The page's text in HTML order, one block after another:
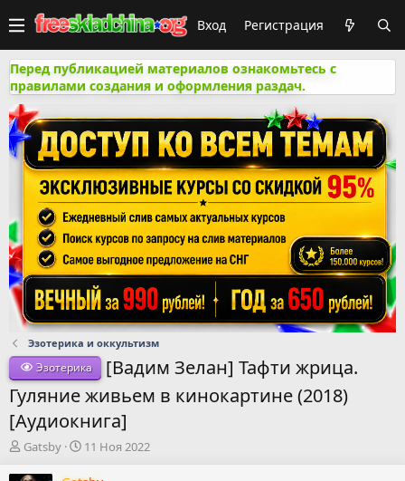
Вход Регистрация
Перед публикацией материалов ознакомьтесь с
правилами создания и оформления раздач.
Эзотерика и оккультизм
Эзотерика
[Вадим Зелан] Тафти жрица.
Гуляние живьем в кинокартине (2018)
[Аудиокнига]
А
Gatsby
Д11 Ноя 2022